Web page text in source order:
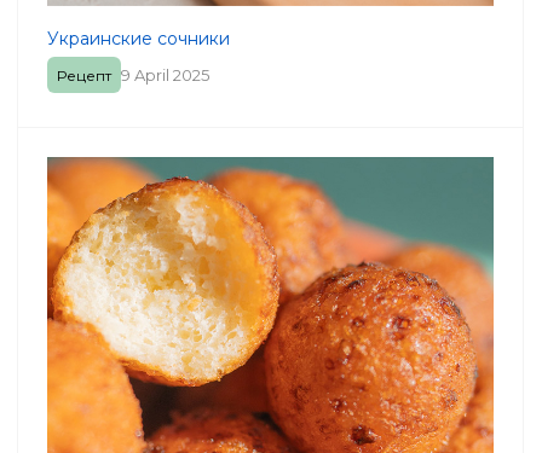
Украинские сочники
Рецепт 9 April 2025